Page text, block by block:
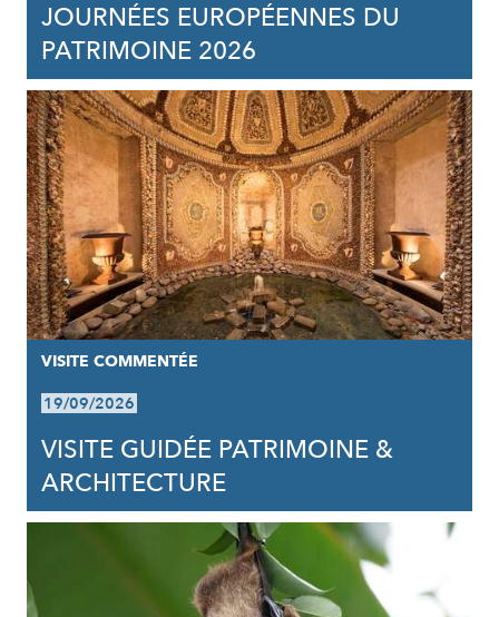
JOURNÉES EUROPÉENNES DU
PATRIMOINE 2026
VISITE COMMENTÉE
19/09/2026
VISITE GUIDÉE PATRIMOINE &
ARCHITECTURE